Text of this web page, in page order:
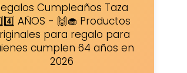
Cumpleaños Taza
AÑOS - 🙌🧁 Productos
para regalo para
cumplen 64 años en
2026